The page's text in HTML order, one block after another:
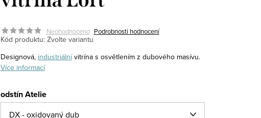
Neohodnoceno Podrobnosti hodnocení
Kód produktu: Zvolte variantu
Designová, industriálnívitrína s osvětlením z dubového masívu.
Více informací
odstín Atelie